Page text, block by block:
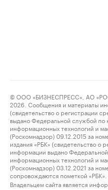
© ООО «БИЗНЕСПРЕСС», АО
2026. Сообщения и материалы
(свидетельство о регистрации
выдано Федеральной службой по
информационных технологий и
(Роскомнадзор) 09.12.2015 за
издания «РБК» (свидетельство о
информации выдано
информационных технологий и
(Роскомнадзор) 03.12.2021 за
сопровождаются пометкой «РБК».
Владельцем сайта является